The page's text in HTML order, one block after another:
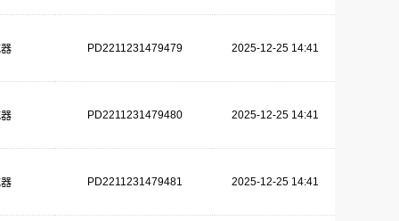
PD2211231479479 2025-12-25 14:41
PD2211231479480 2025-12-25 14:41
PD2211231479481 2025-12-25 14:41